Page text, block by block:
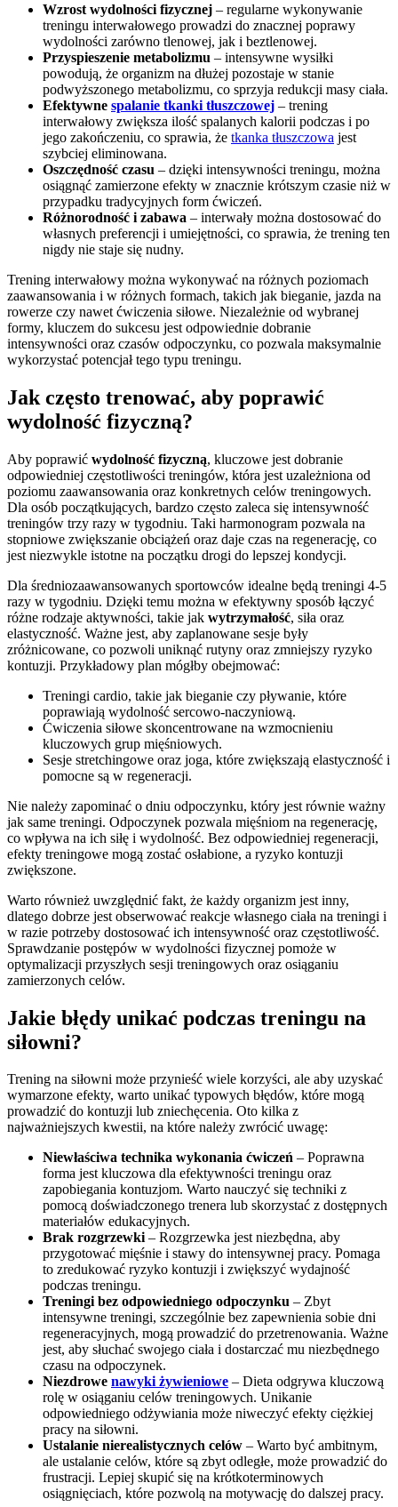
Wzrost wydolności fizycznej – regularne wykonywanie
treningu interwałowego prowadzi do znacznej poprawy
wydolności zarówno tlenowej, jak i beztlenowej.
Przyspieszenie metabolizmu – intensywne wysiłki
powodują, że organizm na dłużej pozostaje w stanie
podwyższonego metabolizmu, co sprzyja redukcji masy ciała.
Efektywne spalanie tkanki tłuszczowej – trening
interwałowy zwiększa ilość spalanych kalorii podczas i po
jego zakończeniu, co sprawia, że tkanka tłuszczowa jest
szybciej eliminowana.
Oszczędność czasu – dzięki intensywności treningu, można
osiągnąć zamierzone efekty w znacznie krótszym czasie niż w
przypadku tradycyjnych form ćwiczeń.
Różnorodność i zabawa – interwały można dostosować do
własnych preferencji i umiejętności, co sprawia, że trening ten
nigdy nie staje się nudny.
Trening interwałowy można wykonywać na różnych poziomach
zaawansowania i w różnych formach, takich jak bieganie, jazda na
rowerze czy nawet ćwiczenia siłowe. Niezależnie od wybranej
formy, kluczem do sukcesu jest odpowiednie dobranie
intensywności oraz czasów odpoczynku, co pozwala maksymalnie
wykorzystać potencjał tego typu treningu.
Jak często trenować, aby poprawić
wydolność fizyczną?
Aby poprawić wydolność fizyczną, kluczowe jest dobranie
odpowiedniej częstotliwości treningów, która jest uzależniona od
poziomu zaawansowania oraz konkretnych celów treningowych.
Dla osób początkujących, bardzo często zaleca się intensywność
treningów trzy razy w tygodniu. Taki harmonogram pozwala na
stopniowe zwiększanie obciążeń oraz daje czas na regenerację, co
jest niezwykle istotne na początku drogi do lepszej kondycji.
Dla średniozaawansowanych sportowców idealne będą treningi 4-5
razy w tygodniu. Dzięki temu można w efektywny sposób łączyć
różne rodzaje aktywności, takie jak wytrzymałość, siła oraz
elastyczność. Ważne jest, aby zaplanowane sesje były
zróżnicowane, co pozwoli uniknąć rutyny oraz zmniejszy ryzyko
kontuzji. Przykładowy plan mógłby obejmować:
Treningi cardio, takie jak bieganie czy pływanie, które
poprawiają wydolność sercowo-naczyniową.
Ćwiczenia siłowe skoncentrowane na wzmocnieniu
kluczowych grup mięśniowych.
Sesje stretchingowe oraz joga, które zwiększają elastyczność i
pomocne są w regeneracji.
Nie należy zapominać o dniu odpoczynku, który jest równie ważny
jak same treningi. Odpoczynek pozwala mięśniom na regenerację,
co wpływa na ich siłę i wydolność. Bez odpowiedniej regeneracji,
efekty treningowe mogą zostać osłabione, a ryzyko kontuzji
zwiększone.
Warto również uwzględnić fakt, że każdy organizm jest inny,
dlatego dobrze jest obserwować reakcje własnego ciała na treningi i
w razie potrzeby dostosować ich intensywność oraz częstotliwość.
Sprawdzanie postępów w wydolności fizycznej pomoże w
optymalizacji przyszłych sesji treningowych oraz osiąganiu
zamierzonych celów.
Jakie błędy unikać podczas treningu na
siłowni?
Trening na siłowni może przynieść wiele korzyści, ale aby uzyskać
wymarzone efekty, warto unikać typowych błędów, które mogą
prowadzić do kontuzji lub zniechęcenia. Oto kilka z
najważniejszych kwestii, na które należy zwrócić uwagę:
Niewłaściwa technika wykonania ćwiczeń – Poprawna
forma jest kluczowa dla efektywności treningu oraz
zapobiegania kontuzjom. Warto nauczyć się techniki z
pomocą doświadczonego trenera lub skorzystać z dostępnych
materiałów edukacyjnych.
Brak rozgrzewki– Rozgrzewka jest niezbędna, aby
przygotować mięśnie i stawy do intensywnej pracy. Pomaga
to zredukować ryzyko kontuzji i zwiększyć wydajność
podczas treningu.
Treningi bez odpowiedniego odpoczynku – Zbyt
intensywne treningi, szczególnie bez zapewnienia sobie dni
regeneracyjnych, mogą prowadzić do przetrenowania. Ważne
jest, aby słuchać swojego ciała i dostarczać mu niezbędnego
czasu na odpoczynek.
Niezdrowe nawyki żywieniowe – Dieta odgrywa kluczową
rolę w osiąganiu celów treningowych. Unikanie
odpowiedniego odżywiania może niweczyć efekty ciężkiej
pracy na siłowni.
Ustalanie nierealistycznych celów – Warto być ambitnym,
ale ustalanie celów, które są zbyt odległe, może prowadzić do
frustracji. Lepiej skupić się na krótkoterminowych
osiągnięciach, które pozwolą na motywację do dalszej pracy.